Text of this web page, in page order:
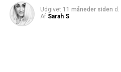
Udgivet 11 måneder siden d.
Af Sarah S